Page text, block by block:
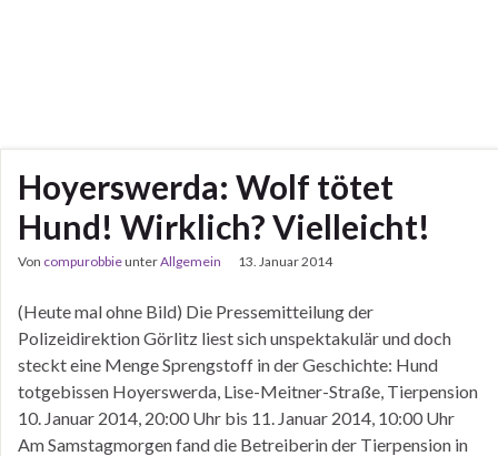
Hoyerswerda: Wolf tötet
Hund! Wirklich? Vielleicht!
Von compurobbieunterAllgemein 13. Januar 2014
(Heute mal ohne Bild) Die Pressemitteilung der
Polizeidirektion Görlitz liest sich unspektakulär und doch
steckt eine Menge Sprengstoff in der Geschichte: Hund
totgebissen Hoyerswerda, Lise-Meitner-Straße, Tierpension
10. Januar 2014, 20:00 Uhr bis 11. Januar 2014, 10:00 Uhr
Am Samstagmorgen fand die Betreiberin der Tierpension in